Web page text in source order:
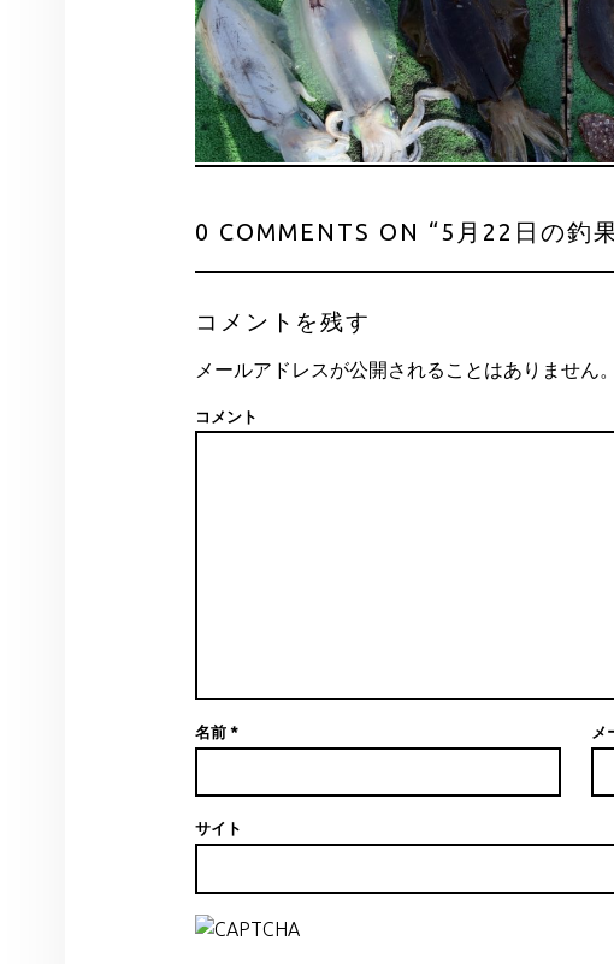
0 COMMENTS ON “5月22日の釣
コメントを残す
メールアドレスが公開されることはありません。
コメント
名前 * メ
サイト